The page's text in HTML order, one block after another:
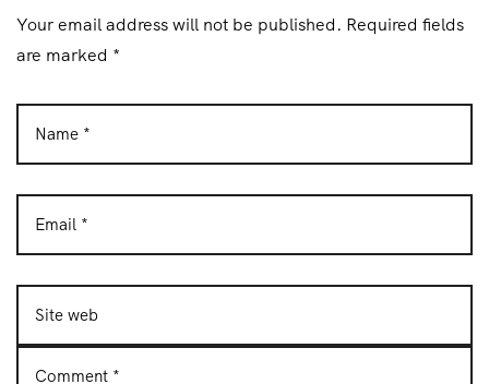
Your email address will not be published. Required fields
are marked *